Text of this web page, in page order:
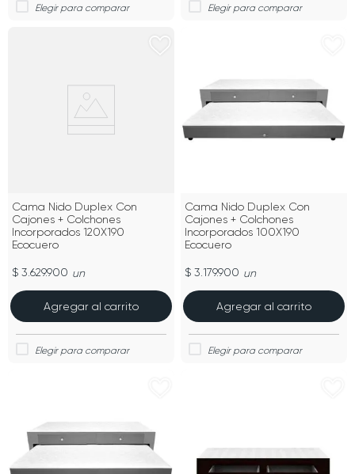
Cama Nido Duplex Con
Cajones + Colchones
Incorporados 120X190
Ecocuero
$ 3.629.900 un
Agregar al carrito
Cama Nido Duplex Con
Cajones + Colchones
Incorporados 100X190
Ecocuero
$ 3.179.900 un
Agregar al carrito